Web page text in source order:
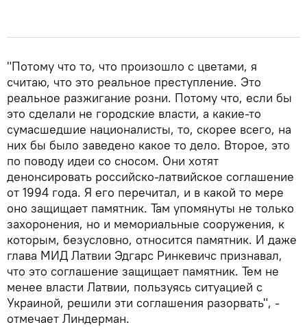
"Потому что то, что произошло с цветами, я
считаю, что это реальное преступление. Это
реальное разжигание розни. Потому что, если бы
это сделали не городские власти, а какие-то
сумасшедшие националисты, то, скорее всего, на
них бы было заведено какое то дело. Второе, это
по поводу идеи со сносом. Они хотят
денонсировать российско-латвийское соглашение
от 1994 года. Я его перечитал, и в какой то мере
оно защищает памятник. Там упомянуты не только
захоронения, но и мемориальные сооружения, к
которым, безусловно, относится памятник. И даже
глава МИД Латвии Эдгарс Ринкевичс признавал,
что это соглашение защищает памятник. Тем не
менее власти Латвии, пользуясь ситуацией с
Украиной, решили эти соглашения разорвать", -
отмечает Линдерман.